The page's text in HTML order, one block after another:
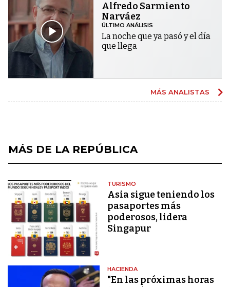
Alfredo Sarmiento
Narváez
ÚLTIMO ANÁLISIS
La noche que ya pasó y el día
que llega
MÁS ANALISTAS
MÁS DE LA REPÚBLICA
TURISMO
Asia sigue teniendo los
pasaportes más
poderosos, lidera
Singapur
HACIENDA
"En las próximas horas